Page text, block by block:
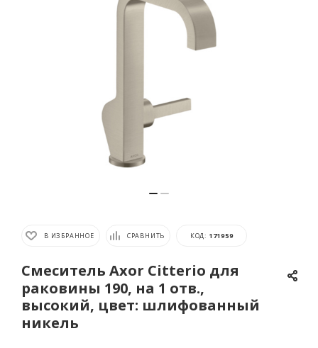
В ИЗБРАННОЕ СРАВНИТЬ КОД: 171959
Смеситель Axor Citterio для
раковины 190, на 1 отв.,
высокий, цвет: шлифованный
никель